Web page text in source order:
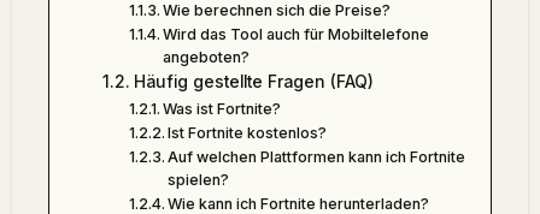
Wie berechnen sich die Preise?
Wird das Tool auch für Mobiltelefone
angeboten?
Häufig gestellte Fragen (FAQ)
Was ist Fortnite?
Ist Fortnite kostenlos?
Auf welchen Plattformen kann ich Fortnite
spielen?
Wie kann ich Fortnite herunterladen?